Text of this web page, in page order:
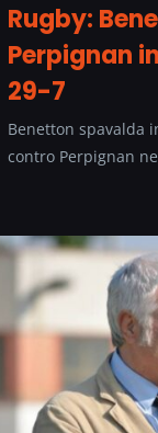
Rugby:
Perpignan
29-7
Benetton spavalda
contro Perpignan